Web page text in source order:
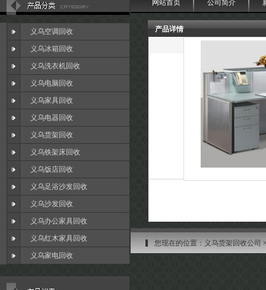
义乌空调回收
义乌冰箱回收
义乌洗衣机回收
义乌电脑回收
义乌家具回收
义乌电器回收
义乌货架回收
义乌铁架床回收
义乌饭店回收
义乌足浴沙发回收
义乌沙发回收
义乌办公家具回收
义乌红木家具回收
义乌家电回收
您现在的位置： 义乌货架回收公司
产品详情
网站首页 公司简介